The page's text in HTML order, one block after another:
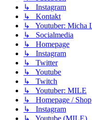
↳ Instagram
↳ Kontakt
↳ Youtuber: Micha
↳ Socialmedia
↳ Homepage
↳ Instagram
↳ Twitter
↳ Youtube
↳ Twitch
↳ Youtuber: MILE
↳ Homepage / Shop
↳ Instagram